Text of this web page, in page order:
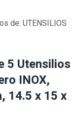
de: UTENSILIOS
5 Utensilios
INOX,
14.5 x 15 x